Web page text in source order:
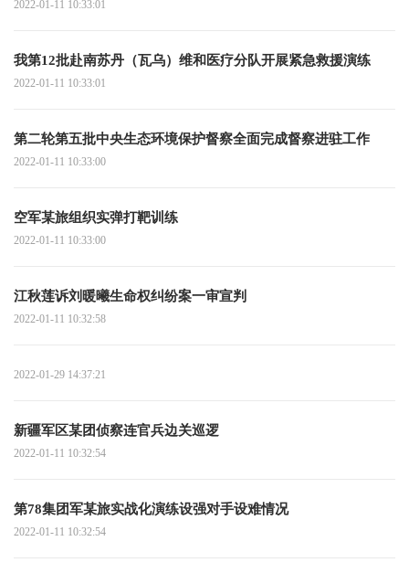
2022-01-11 10:33:01
我第12批赴南苏丹（瓦乌）维和医疗分队开展紧急救援演练
2022-01-11 10:33:01
第二轮第五批中央生态环境保护督察全面完成督察进驻工作
2022-01-11 10:33:00
空军某旅组织实弹打靶训练
2022-01-11 10:33:00
江秋莲诉刘暖曦生命权纠纷案一审宣判
2022-01-11 10:32:58
2022-01-29 14:37:21
新疆军区某团侦察连官兵边关巡逻
2022-01-11 10:32:54
第78集团军某旅实战化演练设强对手设难情况
2022-01-11 10:32:54